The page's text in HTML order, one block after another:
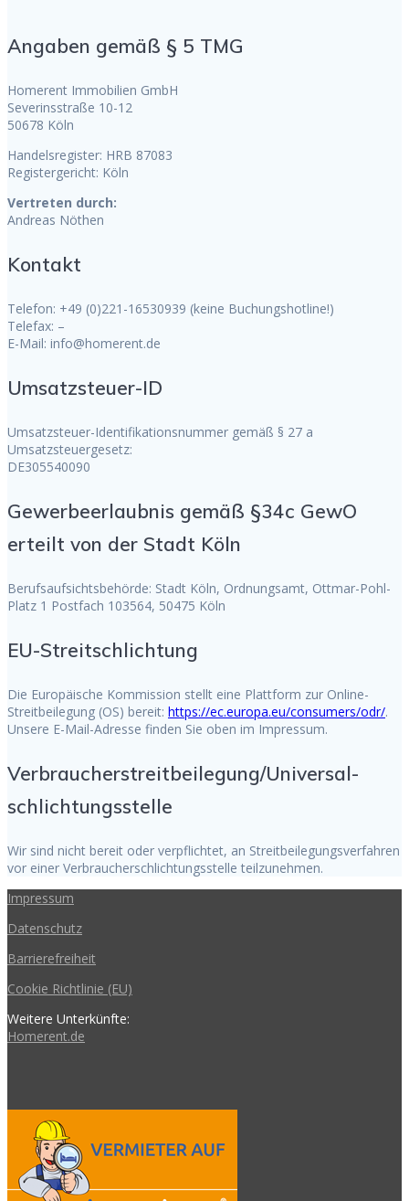
Angaben gemäß § 5 TMG
Homerent Immobilien GmbH
Severinsstraße 10-12
50678 Köln
Handelsregister: HRB 87083
Registergericht: Köln
Vertreten durch:
Andreas Nöthen
Kontakt
Telefon: +49 (0)221-16530939 (keine Buchungshotline!)
Telefax: –
E-Mail: info@homerent.de
Umsatzsteuer-ID
Umsatzsteuer-Identifikationsnummer gemäß § 27 a
Umsatzsteuergesetz:
DE305540090
Gewerbeerlaubnis gemäß §34c GewO
erteilt von der Stadt Köln
Berufsaufsichtsbehörde: Stadt Köln, Ordnungsamt, Ottmar-Pohl-
Platz 1 Postfach 103564, 50475 Köln
EU-Streitschlichtung
Die Europäische Kommission stellt eine Plattform zur Online-
Streitbeilegung (OS) bereit: https://ec.europa.eu/consumers/odr/.
Unsere E-Mail-Adresse finden Sie oben im Impressum.
Verbraucher­streit­beilegung/Universal­
schlichtungs­stelle
Wir sind nicht bereit oder verpflichtet, an Streitbeilegungsverfahren
vor einer Verbraucherschlichtungsstelle teilzunehmen.
Impressum
Datenschutz
Barrierefreiheit
Cookie Richtlinie (EU)
Weitere Unterkünfte:
Homerent.de